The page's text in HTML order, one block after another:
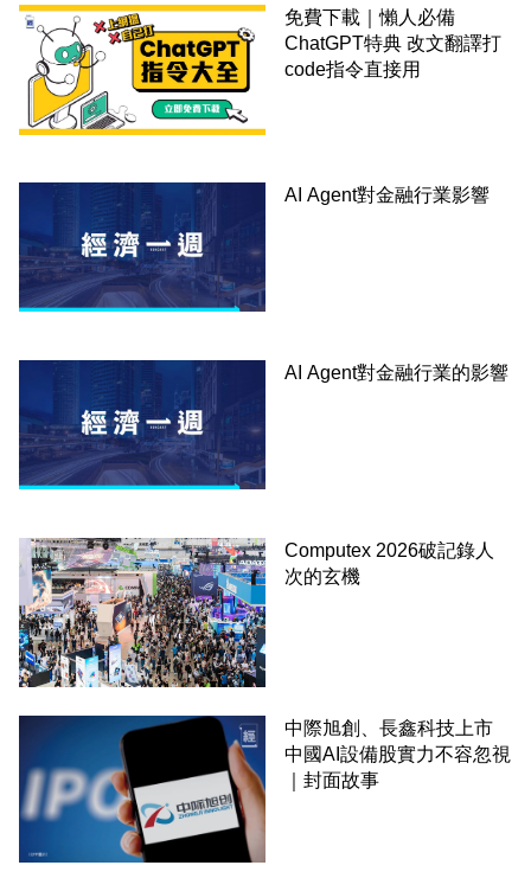
免費下載｜懶人必備
ChatGPT特典 改文翻譯打
code指令直接用
AI Agent對金融行業影響
AI Agent對金融行業的影響
Computex 2026破記錄人
次的玄機
中際旭創、長鑫科技上市
中國AI設備股實力不容忽視
｜封面故事